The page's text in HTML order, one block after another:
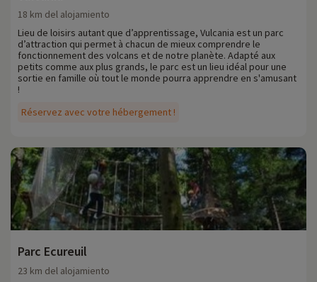
Réservez avec votre hébergement !
18 km del alojamiento
Lieu de loisirs autant que d’apprentissage, Vulcania est un parc
d’attraction qui permet à chacun de mieux comprendre le
fonctionnement des volcans et de notre planète. Adapté aux
petits comme aux plus grands, le parc est un lieu idéal pour une
sortie en famille où tout le monde pourra apprendre en s'amusant
!
Parc Ecureuil
23 km del alojamiento